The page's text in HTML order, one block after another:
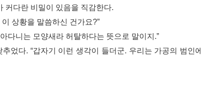
커다란 비밀이 있음을 직감한다.
상황을 말씀하신 건가요?”
다니는 모양새라 허탈하다는 뜻으로 말이지.”
었다. “갑자기 이런 생각이 들더군. 우리는 가공의 범인에